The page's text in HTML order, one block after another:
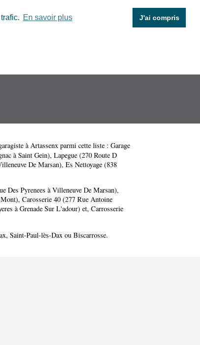
En savoir plus J'ai compris
à Artassenx parmi cette liste : Garage
à Saint Gein), Lapegue (270 Route D
De Marsan), Es Nettoyage (838
Des Pyrenees à Villeneuve De Marsan),
, Carosserie 40 (277 Rue Antoine
à Grenade Sur L'adour) et, Carrosserie
, Saint-Paul-lès-Dax ou Biscarrosse.